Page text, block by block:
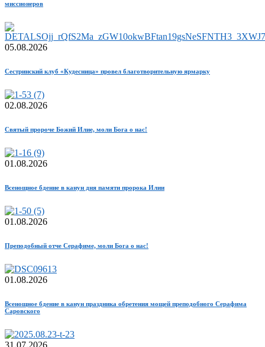
миссионеров
05.08.2026
Сестринский клуб «Кудесница» провел благотворительную ярмарку
02.08.2026
Святый пророче Божий Илие, моли Бога о нас!
01.08.2026
Всенощное бдение в канун дня памяти пророка Илии
01.08.2026
Преподобный отче Серафиме, моли Бога о нас!
01.08.2026
Всенощное бдение в канун праздника обретения мощей преподобного Серафима
Саровского
31.07.2026